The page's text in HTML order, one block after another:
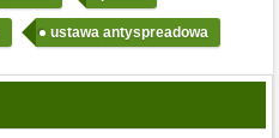
ustawa antyspreadowa